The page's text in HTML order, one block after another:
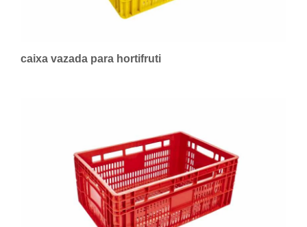
caixa vazada para hortifruti